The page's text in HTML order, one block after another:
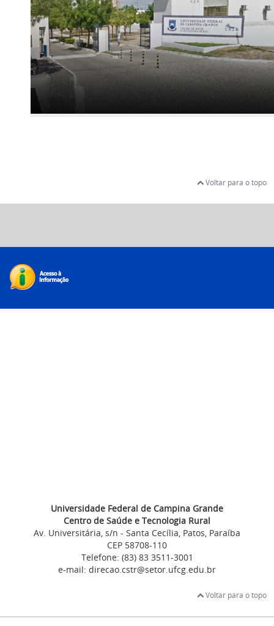
Voltar para o topo
Universidade Federal de Campina Grande
Centro de Saúde e Tecnologia Rural
Av. Universitária, s/n - Santa Cecília, Patos, Paraíba
CEP 58708-110
Telefone: (83) 83 3511-3001
e-mail: direcao.cstr@setor.ufcg.edu.br
Voltar para o topo